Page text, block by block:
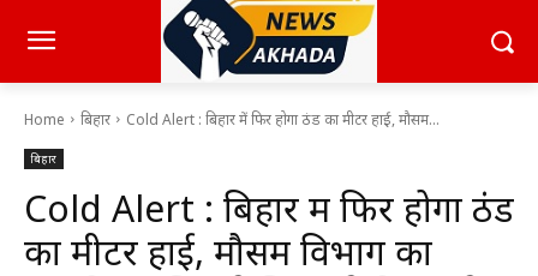
Home बिहार Cold Alert : बिहार में फिर होगा ठंड का मीटर हाई, मौसम...
बिहार
Cold Alert : बिहार में फिर होगा ठंड
का मीटर हाई, मौसम विभाग का